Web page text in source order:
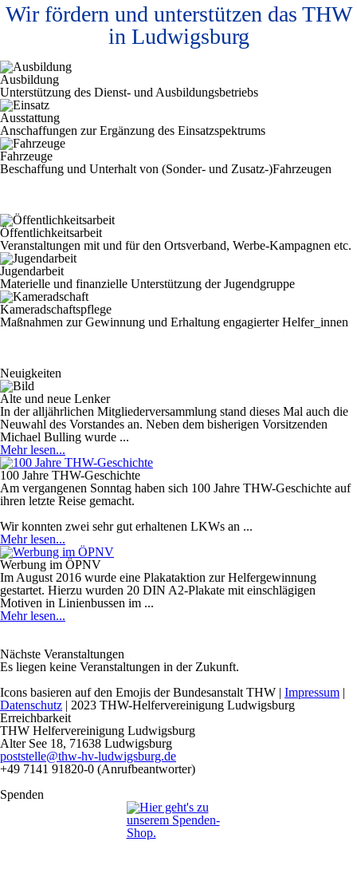
Wir fördern und unterstützen das THW
in Ludwigsburg
Ausbildung
Unterstützung des Dienst- und Ausbildungsbetriebs
Ausstattung
Anschaffungen zur Ergänzung des Einsatzspektrums
Fahrzeuge
Beschaffung und Unterhalt von (Sonder- und Zusatz-)Fahrzeugen
Öffentlichkeitsarbeit
Veranstaltungen mit und für den Ortsverband, Werbe-Kampagnen etc.
Jugendarbeit
Materielle und finanzielle Unterstützung der Jugendgruppe
Kameradschaftspflege
Maßnahmen zur Gewinnung und Erhaltung engagierter Helfer_innen
Neuigkeiten
Alte und neue Lenker
In der alljährlichen Mitgliederversammlung stand dieses Mal auch die
Neuwahl des Vorstandes an. Neben dem bisherigen Vorsitzenden
Michael Bulling wurde ...
Mehr lesen...
100 Jahre THW-Geschichte
Am vergangenen Sonntag haben sich 100 Jahre THW-Geschichte auf
ihren letzte Reise gemacht.
Wir konnten zwei sehr gut erhaltenen LKWs an ...
Mehr lesen...
Werbung im ÖPNV
Im August 2016 wurde eine Plakataktion zur Helfergewinnung
gestartet. Hierzu wurden 20 DIN A2-Plakate mit einschlägigen
Motiven in Linienbussen im ...
Mehr lesen...
Nächste Veranstaltungen
Es liegen keine Veranstaltungen in der Zukunft.
Icons basieren auf den Emojis der Bundesanstalt THW | Impressum |
Datenschutz | 2023 THW-Helfervereinigung Ludwigsburg
Erreichbarkeit
THW Helfervereinigung Ludwigsburg
Alter See 18, 71638 Ludwigsburg
poststelle@thw-hv-ludwigsburg.de
+49 7141 91820-0 (Anrufbeantworter)
Spenden